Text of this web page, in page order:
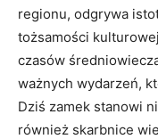
regionu, ⁤odgrywa
tożsamości
czasów
ważnych wydarzeń,⁣
Dziś zamek ​stanowi
również ⁢skarbnice